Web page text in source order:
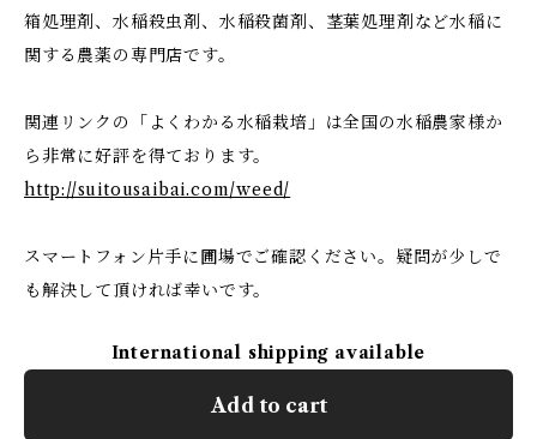
箱処理剤、水稲殺虫剤、水稲殺菌剤、茎葉処理剤など水稲に
関する農薬の専門店です。
関連リンクの「よくわかる水稲栽培」は全国の水稲農家様か
ら非常に好評を得ております。
http://suitousaibai.com/weed/
スマートフォン片手に圃場でご確認ください。疑問が少しで
も解決して頂ければ幸いです。
International shipping available
Add to cart